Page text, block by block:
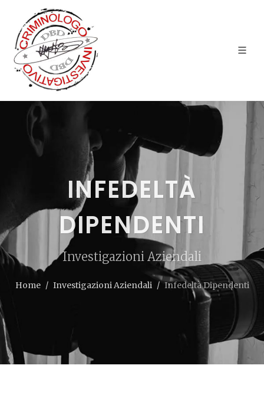
INFEDELTÀ
DIPENDENTI
Investigazioni Aziendali
Home Investigazioni Aziendali Infedeltà Dipendenti